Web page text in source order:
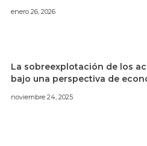
enero 26, 2026
La sobreexplotación de los
bajo una perspectiva de
noviembre 24, 2025